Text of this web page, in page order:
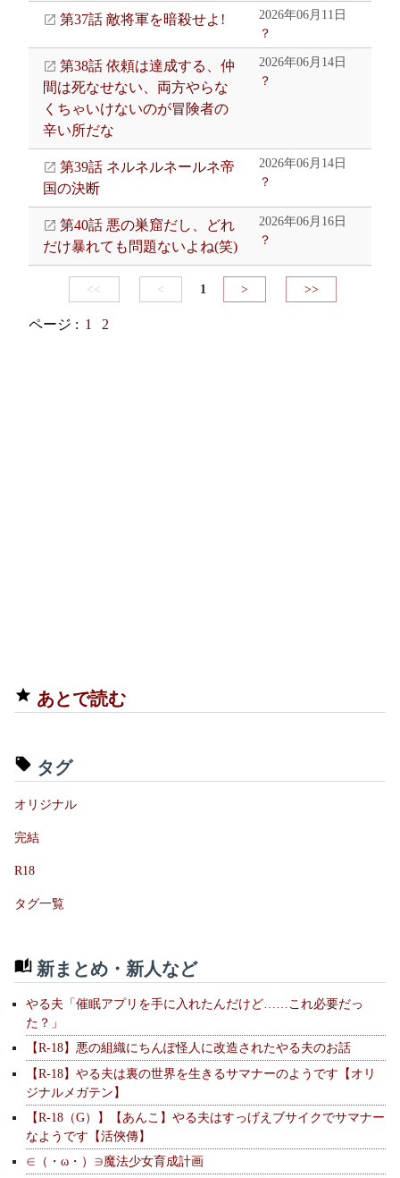
第37話 敵将軍を暗殺せよ!
2026年06月11日
？
第38話 依頼は達成する、仲
間は死なせない、両方やらな
くちゃいけないのが冒険者の
辛い所だな
2026年06月14日
？
第39話 ネルネルネールネ帝
国の決断
2026年06月14日
？
第40話 悪の巣窟だし、どれ
だけ暴れても問題ないよね(笑)
2026年06月16日
？
<< < 1 > >>
ページ : 1 2
あとで読む
タグ
オリジナル
完結
R18
タグ一覧
新まとめ・新人など
やる夫「催眠アプリを手に入れたんだけど……これ必要だっ
た？」
【R-18】悪の組織にちんぽ怪人に改造されたやる夫のお話
【R-18】やる夫は裏の世界を生きるサマナーのようです【オリ
ジナルメガテン】
【R-18（G）】【あんこ】やる夫はすっげえブサイクでサマナー
なようです【活俠傳】
∈（・ω・）∋魔法少女育成計画